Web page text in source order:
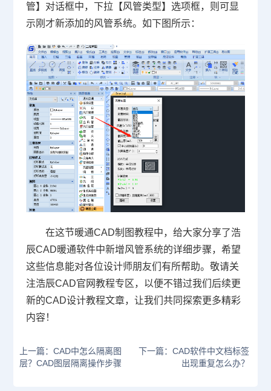
管】对话框中，下拉【风管类型】选项框，则可显
示刚才新添加的风管系统。如下图所示：
在这节暖通CAD制图教程中，给大家分享了浩
辰CAD暖通软件中新增风管系统的详细步骤，希望
这些信息能对各位设计师朋友们有所帮助。敬请关
注浩辰CAD官网教程专区，以便不错过我们后续更
新的CAD设计教程文章，让我们共同探索更多精彩
内容！
上一篇：CAD中怎么隔离图
层？CAD图层隔离操作步骤
下一篇：CAD软件中文档标签
出现重复怎么办？